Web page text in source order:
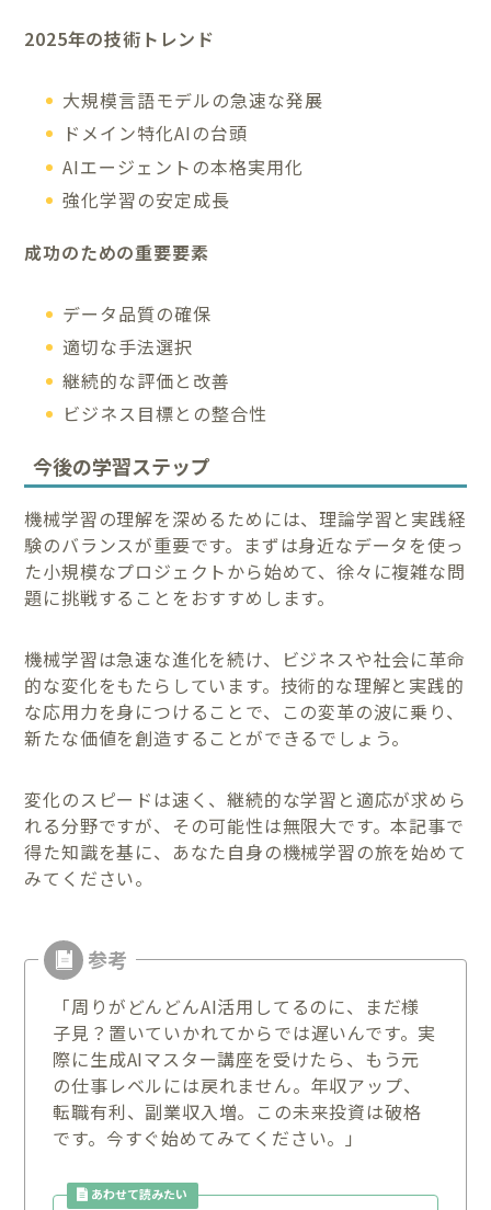
2025年の技術トレンド
大規模言語モデルの急速な発展
ドメイン特化AIの台頭
AIエージェントの本格実用化
強化学習の安定成長
成功のための重要要素
データ品質の確保
適切な手法選択
継続的な評価と改善
ビジネス目標との整合性
今後の学習ステップ
機械学習の理解を深めるためには、理論学習と実践経
験のバランスが重要です。まずは身近なデータを使っ
た小規模なプロジェクトから始めて、徐々に複雑な問
題に挑戦することをおすすめします。
機械学習は急速な進化を続け、ビジネスや社会に革命
的な変化をもたらしています。技術的な理解と実践的
な応用力を身につけることで、この変革の波に乗り、
新たな価値を創造することができるでしょう。
変化のスピードは速く、継続的な学習と適応が求めら
れる分野ですが、その可能性は無限大です。本記事で
得た知識を基に、あなた自身の機械学習の旅を始めて
みてください。
「周りがどんどんAI活用してるのに、まだ様
子見？置いていかれてからでは遅いんです。実
際に生成AIマスター講座を受けたら、もう元
の仕事レベルには戻れません。年収アップ、
転職有利、副業収入増。この未来投資は破格
です。今すぐ始めてみてください。」